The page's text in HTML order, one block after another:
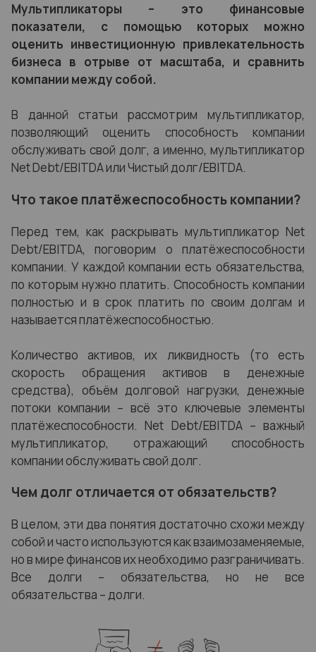
Мультипликаторы – это финансовые
показатели, с помощью которых можно
оценить инвестиционную привлекательность
бизнеса в отрыве от масштаба, и сравнить
компании между собой.
В данной статьи рассмотрим мультипликатор,
позволяющий оценить способность компании
обслуживать свой долг, а именно, мультипликатор
Net Debt/EBITDA или Чистый долг/EBITDA.
Что такое платёжеспособность компании?
Перед тем, как раскрывать мультипликатор Net
Debt/EBITDA, поговорим о платёжеспособности
компании. У каждой компании есть обязательства,
по которым нужно платить. Способность компании
полностью и в срок платить по своим долгам и
называется платёжеспособностью.
Количество активов, их ликвидность (то есть
скорость обращения активов в денежные
средства), объём долговой нагрузки, денежные
потоки компании – всё это ключевые элементы
платёжеспособности. Net Debt/EBITDA – важный
мультипликатор, отражающий способность
компании обслуживать свой долг.
Чем долг отличается от обязательств?
В целом, эти два понятия достаточно схожи между
собой и часто используются как взаимозаменяемые,
но в мире финансов их необходимо разграничивать.
Все долги – обязательства, но не все
обязательства – долги.